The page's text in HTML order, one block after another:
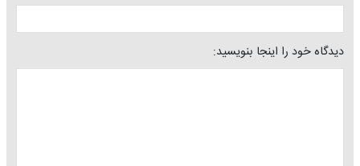
دیدگاه خود را اینجا بنویسید: